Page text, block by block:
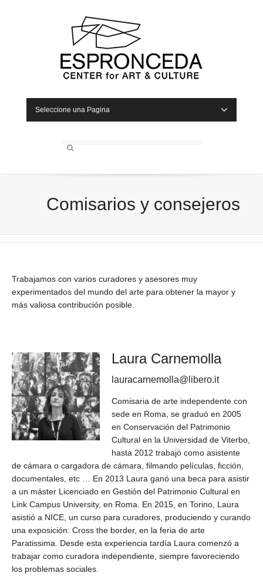
Seleccione una Pagina
Comisarios y consejeros
Trabajamos con varios curadores y asesores muy
experimentados del mundo del arte para obtener la mayor y
más valiosa contribución posible.
Laura Carnemolla
lauracarnemolla@libero.it
Comisaria de arte independente con
sede en Roma, se graduó en 2005
en Conservación del Patrimonio
Cultural en la Universidad de Viterbo,
hasta 2012 trabajó como asistente
de cámara o cargadora de cámara, filmando películas, ficción,
documentales, etc … En 2013 Laura ganó una beca para asistir
a un máster Licenciado en Gestión del Patrimonio Cultural en
Link Campus University, en Roma. En 2015, en Torino, Laura
asistió a NICE, un curso para curadores, produciendo y curando
una exposición: Cross the border, en la feria de arte
Paratissima. Desde esta experiencia tardía Laura comenzó a
trabajar como curadora independiente, siempre favoreciendo
los problemas sociales.